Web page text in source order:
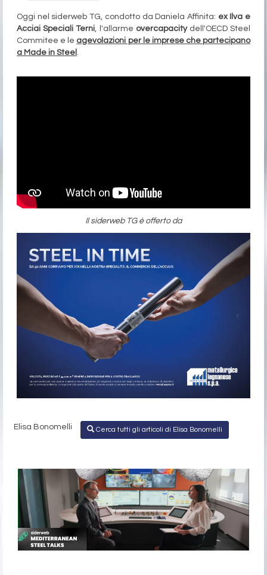
Oggi nel siderweb TG, condotto da Daniela Affinita: ex Ilva e
Acciai Speciali Terni, l'allarme overcapacitydell'OECD Steel
Commitee e le agevolazioni per le imprese che partecipano
a Made in Steel .
Il siderweb TG è offerto da
Elisa Bonomelli Cerca tutti gli articoli di Elisa Bonomelli